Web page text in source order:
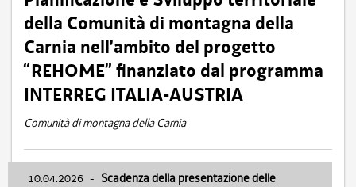
della Comunità di montagna della
Carnia nell’ambito del progetto
“REHOME” finanziato dal programma
INTERREG ITALIA-AUSTRIA
Comunità di montagna della Carnia
10.04.2026 - Scadenza della presentazione delle